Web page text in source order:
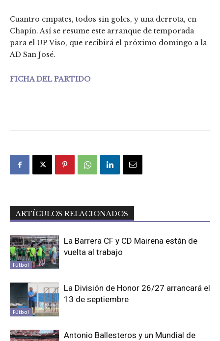
Cuantro empates, todos sin goles, y una derrota, en
Chapín. Así se resume este arranque de temporada
para el UP Viso, que recibirá el próximo domingo a la
AD San José.
FICHA DEL PARTIDO
ARTÍCULOS RELACIONADOS
Fútbol
La Barrera CF y CD Mairena están de
vuelta al trabajo
Fútbol
La División de Honor 26/27 arrancará el
13 de septiembre
Antonio Ballesteros y un Mundial de